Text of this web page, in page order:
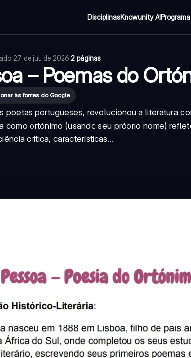
DisciplinasKnowunity AI
27 de jul. de 2026·2 páginas
– Poemas do
às fontes do Google
poetas portugueses, revolucionou a literatura
como ortónimo (usando seu próprio nome)
crítica, características...